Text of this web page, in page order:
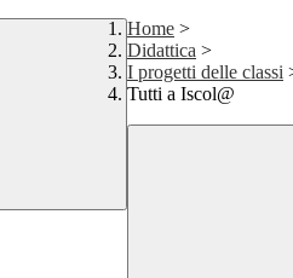
Home >
Didattica >
I progetti delle classi
Tutti a Iscol@